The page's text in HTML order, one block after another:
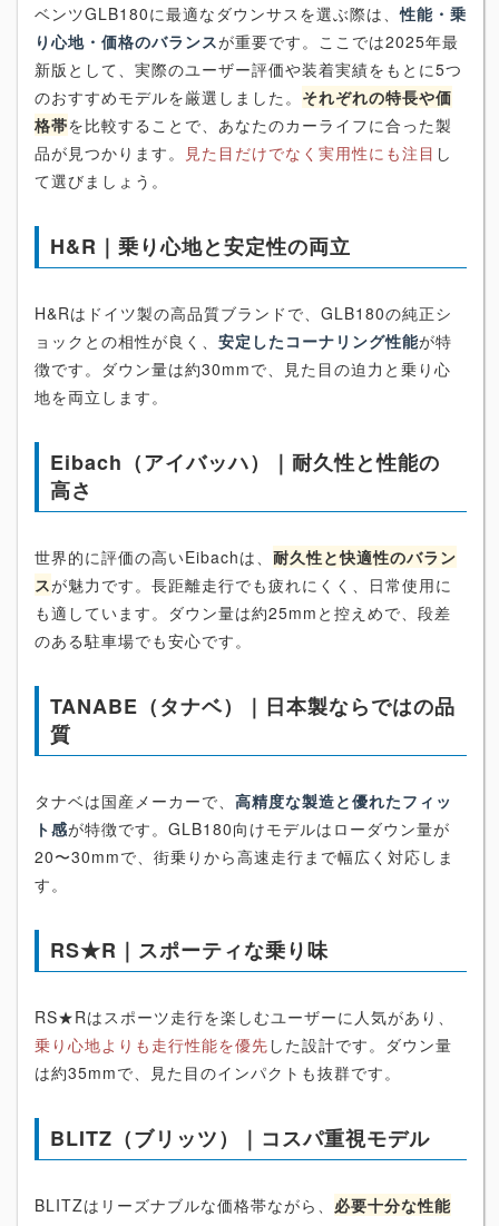
ベンツGLB180に最適なダウンサスを選ぶ際は、性能・乗
り心地・価格のバランスが重要です。ここでは2025年最
新版として、実際のユーザー評価や装着実績をもとに5つ
のおすすめモデルを厳選しました。 それぞれの特長や価
格帯を比較することで、あなたのカーライフに合った製
品が見つかります。
見た目だけでなく実用性にも注目 し
て選びましょう。
H&R｜乗り心地と安定性の両立
H&Rはドイツ製の高品質ブランドで、GLB180の純正シ
ョックとの相性が良く、 安定したコーナリング性能が特
徴です。ダウン量は約30mmで、見た目の迫力と乗り心
地を両立します。
Eibach（アイバッハ）｜耐久性と性能の
高さ
世界的に評価の高いEibachは、 耐久性と快適性のバラン
スが魅力です。長距離走行でも疲れにくく、日常使用に
も適しています。ダウン量は約25mmと控えめで、段差
のある駐車場でも安心です。
TANABE（タナベ）｜日本製ならではの品
質
タナベは国産メーカーで、 高精度な製造と優れたフィッ
ト感が特徴です。GLB180向けモデルはローダウン量が
20〜30mmで、街乗りから高速走行まで幅広く対応しま
す。
RS★R｜スポーティな乗り味
RS★Rはスポーツ走行を楽しむユーザーに人気があり、
乗り心地よりも走行性能を優先 した設計です。ダウン量
は約35mmで、見た目のインパクトも抜群です。
BLITZ（ブリッツ）｜コスパ重視モデル
BLITZはリーズナブルな価格帯ながら、 必要十分な性能